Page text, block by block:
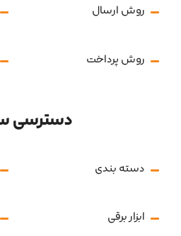
روش ارسال
روش پرداخت
دسترسی
دسته بندی
ابزار برقی